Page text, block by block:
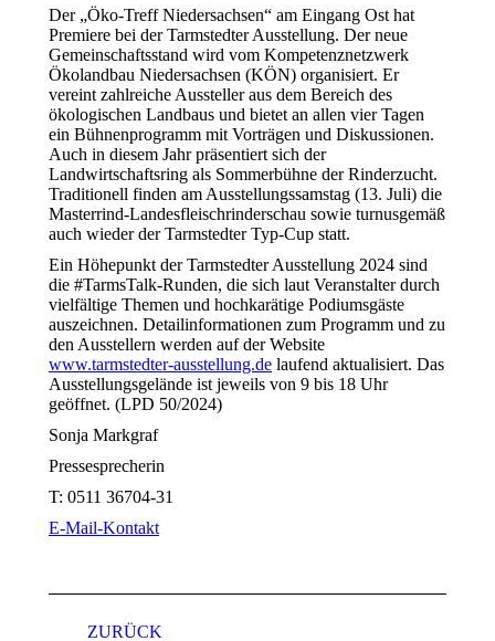
Der „Öko-Treff Niedersachsen“ am Eingang Ost hat
Premiere bei der Tarmstedter Ausstellung. Der neue
Gemeinschaftsstand wird vom Kompetenznetzwerk
Ökolandbau Niedersachsen (KÖN) organisiert. Er
vereint zahlreiche Aussteller aus dem Bereich des
ökologischen Landbaus und bietet an allen vier Tagen
ein Bühnenprogramm mit Vorträgen und Diskussionen.
Auch in diesem Jahr präsentiert sich der
Landwirtschaftsring als Sommerbühne der Rinderzucht.
Traditionell finden am Ausstellungssamstag (13. Juli) die
Masterrind-Landesfleischrinderschau sowie turnusgemäß
auch wieder der Tarmstedter Typ-Cup statt.
Ein Höhepunkt der Tarmstedter Ausstellung 2024 sind
die #TarmsTalk-Runden, die sich laut Veranstalter durch
vielfältige Themen und hochkarätige Podiumsgäste
auszeichnen. Detailinformationen zum Programm und zu
den Ausstellern werden auf der Website
www.tarmstedter-ausstellung.de laufend aktualisiert. Das
Ausstellungsgelände ist jeweils von 9 bis 18 Uhr
geöffnet. (LPD 50/2024)
Sonja Markgraf
Pressesprecherin
T: 0511 36704-31
E-Mail-Kontakt
ZURÜCK